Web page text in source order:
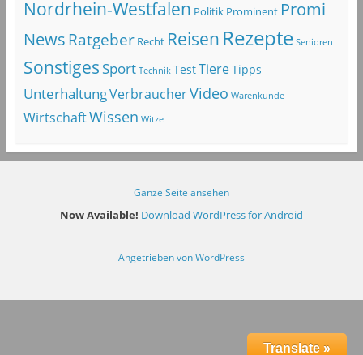
Nordrhein-Westfalen Politik Prominent Promi
NewsRatgeber Recht Reisen Rezepte Senioren
SonstigesSport Technik TestTiereTipps
UnterhaltungVerbraucherVideo Warenkunde
WirtschaftWissen Witze
Ganze Seite ansehen
Now Available! Download WordPress for Android
Angetrieben von WordPress
Translate »